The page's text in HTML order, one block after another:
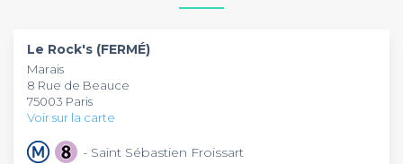
profitez de tarifs sur mesure qui feront de votre soirée un
évènement inoubliable !
Le Rock's (FERMÉ)
Marais
8 Rue de Beauce
75003 Paris
Voir sur la carte
- Saint Sébastien Froissart